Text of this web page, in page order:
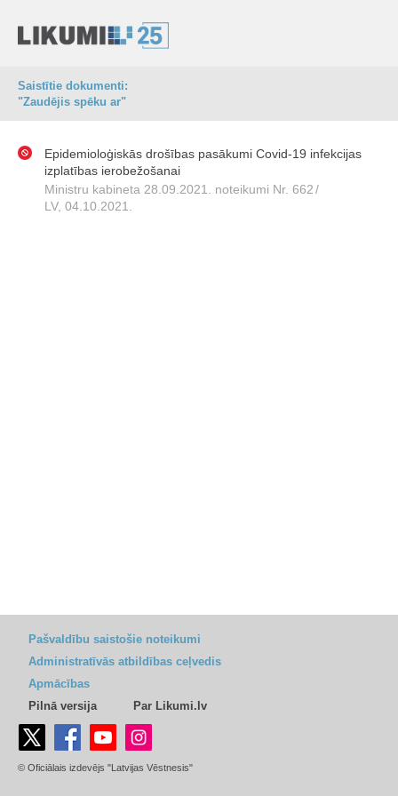
Saistītie dokumenti:
"Zaudējis spēku ar"
Epidemioloģiskās drošības pasākumi Covid-19 infekcijas
izplatības ierobežošanai
Ministru kabineta 28.09.2021. noteikumi Nr. 662/
LV, 04.10.2021.
Pašvaldību saistošie noteikumi
Administratīvās atbildības ceļvedis
Apmācības
Pilnā versija
Par Likumi.lv
© Oficiālais izdevējs "Latvijas Vēstnesis"